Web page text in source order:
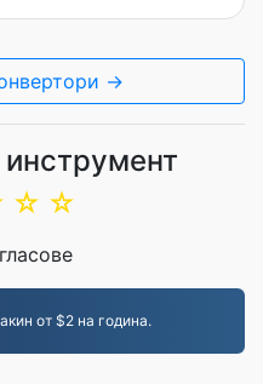
→
☆
☆
гласове
от $2 на година.